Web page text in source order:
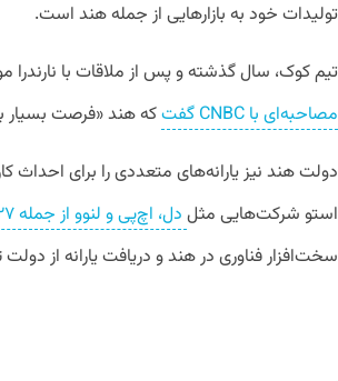
تولیدات خود به بازارهایی از جمله هند است.
تیم کوک، سال گذشته و پس از ملاقات با
مصاحبه‌ای با CNBC گفت
که هند «فرصت بسیار
دولت هند نیز یارانه‌های متعددی را برای احداث
استو شرکت‌هایی مثل دل، اچ‌پی و لنوو از جمله ۲۷ شرکتی هستند
سخت‌افزار فناوری در هند و دریافت یارانه از دولت